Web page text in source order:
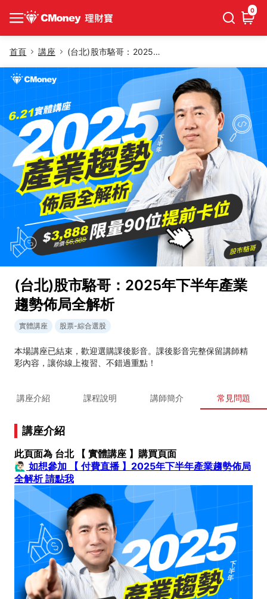
0
首頁 講座 (台北)股市駱哥：2025年下半年產業趨勢佈局全解析
(台北)股市駱哥：2025年下半年產業
趨勢佈局全解析
實體講座 股票-綜合選股
本場講座已結束，歡迎選購課後影音。課後影音完整保留講師精
彩內容，讓你線上複習、不錯過重點！
講座介紹 課程說明 講師簡介 常見問題
講座介紹
此頁面為 台北 【 實體講座 】購買頁面
🙋🏻‍♂️ 如想參加 【 付費直播 】2025年下半年產業趨勢佈局
全解析 請點我